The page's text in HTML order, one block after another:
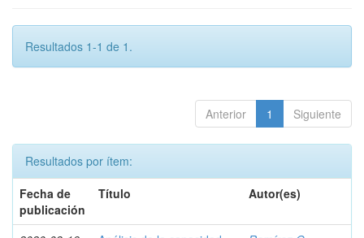
Resultados 1-1 de 1.
Anterior 1 Siguiente
Resultados por ítem:
Fecha de
publicación
Título Autor(es)